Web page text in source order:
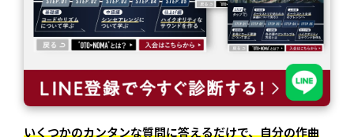
いくつかのカンタンな質問に答えるだけで、自分の作曲